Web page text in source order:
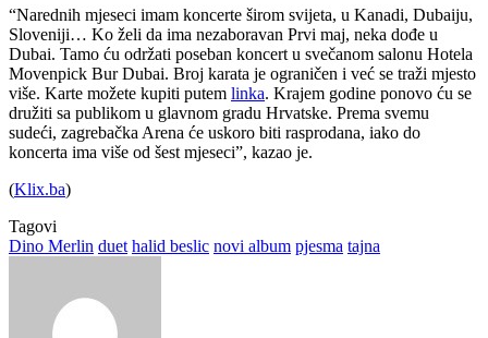
“Narednih mjeseci imam koncerte širom svijeta, u Kanadi, Dubaiju,
Sloveniji… Ko želi da ima nezaboravan Prvi maj, neka dođe u
Dubai. Tamo ću održati poseban koncert u svečanom salonu Hotela
Movenpick Bur Dubai. Broj karata je ograničen i već se traži mjesto
više. Karte možete kupiti putem linka. Krajem godine ponovo ću se
družiti sa publikom u glavnom gradu Hrvatske. Prema svemu
sudeći, zagrebačka Arena će uskoro biti rasprodana, iako do
koncerta ima više od šest mjeseci”, kazao je.
(Klix.ba)
Tagovi
Dino Merlin duet halid beslic novi album pjesma tajna